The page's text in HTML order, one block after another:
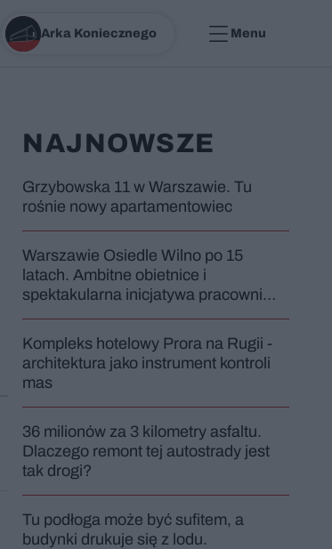
Arka Koniecznego Menu
NAJNOWSZE
Grzybowska 11 w Warszawie. Tu
rośnie nowy apartamentowiec
Warszawie Osiedle Wilno po 15
latach. Ambitne obietnice i
spektakularna inicjatywa pracowni
HRA i Dom Development to zbyt
mało, by stworzyć prawdziwy
fragment miasta
Kompleks hotelowy Prora na Rugii -
architektura jako instrument kontroli
mas
36 milionów za 3 kilometry asfaltu.
Dlaczego remont tej autostrady jest
tak drogi?
Tu podłoga może być sufitem, a
budynki drukuje się z lodu.